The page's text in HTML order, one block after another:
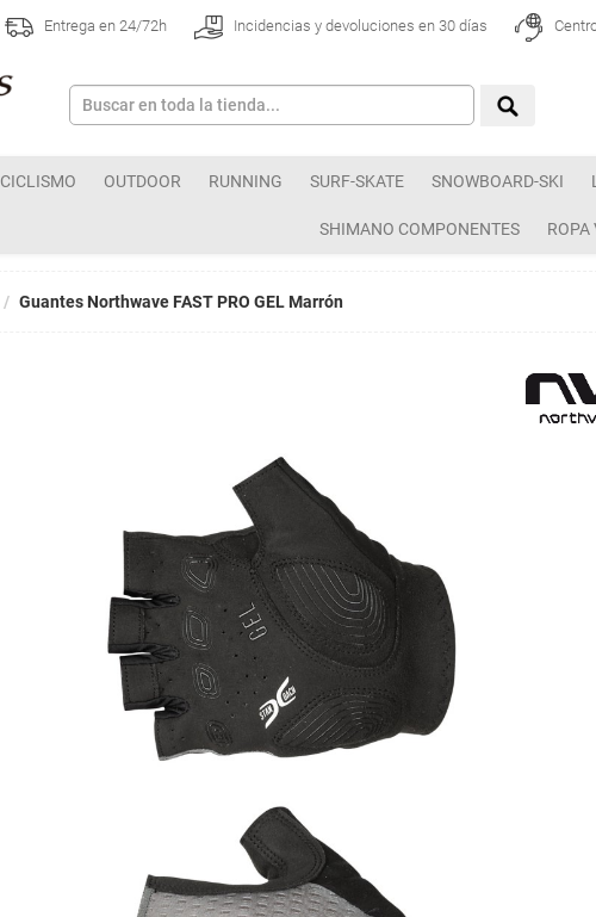
Entrega en 24/72h Incidencias y devoluciones en 30 días
CICLISMO OUTDOOR RUNNING SURF-SKATE SNOWBOARD-SKI
SHIMANO COMPONENTES ROPA
Guantes Northwave FAST PRO GEL Marrón